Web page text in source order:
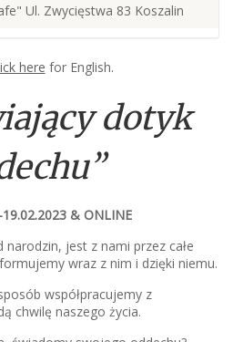
Ul. Zwycięstwa 83 Koszalin
here for English.
dotyk
& ONLINE
jest z nami przez całe
wraz z nim i dzięki niemu.
współpracujemy z
chwilę naszego życia.